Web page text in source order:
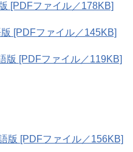
[PDFファイル／178KB]
[PDFファイル／145KB]
版 [PDFファイル／119KB]
版 [PDFファイル／156KB]